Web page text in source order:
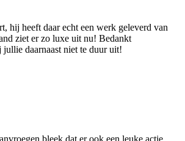
hij heeft daar echt een werk geleverd van
ziet er zo luxe uit nu! Bedankt
daarnaast niet te duur uit!
bleek dat er ook een leuke actie